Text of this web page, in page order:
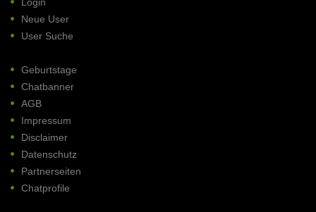
Neue User
User Suche
Geburtstage
Chatbanner
AGB
Impressum
Disclaimer
Datenschutz
Partnerseiten
Chatprofile